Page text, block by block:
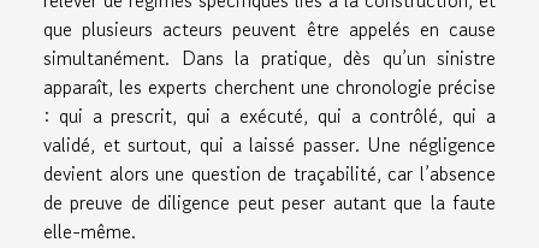
que plusieurs acteurs peuvent être appelés en cause
simultanément. Dans la pratique, dès qu’un sinistre
apparaît, les experts cherchent une chronologie précise
: qui a prescrit, qui a exécuté, qui a contrôlé, qui a
validé, et surtout, qui a laissé passer. Une négligence
devient alors une question de traçabilité, car l’absence
de preuve de diligence peut peser autant que la faute
elle-même.